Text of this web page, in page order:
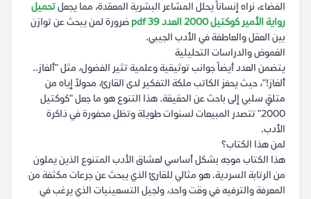
الفضاء، نراه إنساناً يحلل المشاعر البشرية المعقدة، مما يجعلتحميل
رواية الأمير كوكتيل 2000 العدد 39 pdf
ضرورة لمن يبحث عن توازن
بين العقل والعاطفة في الأدب الجيبي.
الغموض والدراسات التحليلية
يتضمن العدد أيضاً جوانب توثيقية وعلمية تثير الفضول، مثل "ألغاز..
ألغاز!"، حيث يحفز الكاتب ملكة التفكير لدى القارئ، محولاً إياه من
متلقٍ سلبي إلى باحث عن الحقيقة. هذا التنوع هو ما جعل "كوكتيل
2000" تتصدر المبيعات لسنوات طويلة وتظل محفورة في ذاكرة
الأدب.
لمن هذا الكتاب؟
هذا الكتاب موجه بشكل أساسي لعشاق الأدب المتنوع الذين يملون
من الرتابة السردية. هو مثالي للقارئ الذي يبحث عن جرعات مكثفة من
المعرفة والترفيه في وقت واحد، ولجيل التسعينيات الذي يرغب في